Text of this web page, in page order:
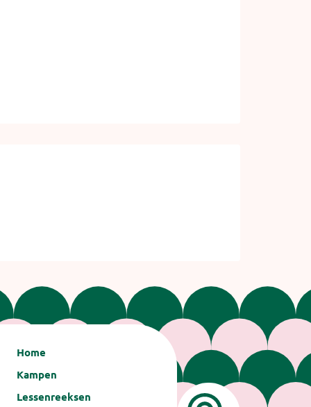
Home
Kampen
Lessenreeksen